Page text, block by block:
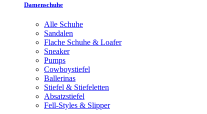
Damenschuhe
Alle Schuhe
Sandalen
Flache Schuhe & Loafer
Sneaker
Pumps
Cowboystiefel
Ballerinas
Stiefel & Stiefeletten
Absatzstiefel
Fell-Styles & Slipper